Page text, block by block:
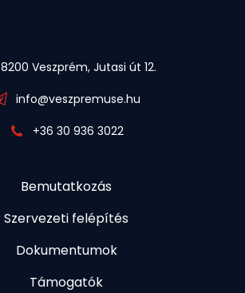
8200 Veszprém, Jutasi út 12.
info@veszpremuse.hu
+36 30 936 3022
Bemutatkozás
Szervezeti felépítés
Dokumentumok
Támogatók